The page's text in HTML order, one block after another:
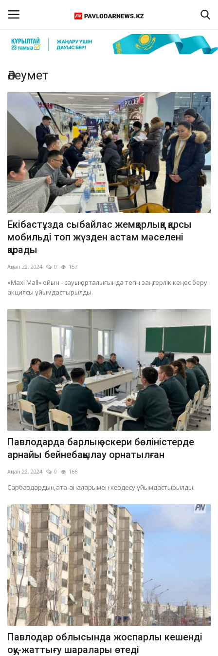
Тіркелу
Бізбен байланыс
ПАВЛОДАР ОБЛЫСЫ
ҚАЗАҚСТАН
ӘЛЕМ
Спорт
ОЙЫН-САУЫҚ
OFFICIAL
Құрылтай
Тілді тандаңыз
Русский
Әлеумет
Екібастұзда сыбайлас жемқорлыққа қарсы
мобильді топ жүзден астам мәселені
қарады
Ақпан 22, 2024 0 157
«Maxi Mall» ойын - сауық орталығында тегін заңгерлік кеңес беру
акциясы ұйымдастырылды.
Павлодарда барлық әскери бөліністерде
арнайы бейнебақылау орнатылған
Ақпан 22, 2024 0 166
Сарбаздардың ата-аналарымен кездесу ұйымдастырылды.
Павлодар облысында жоспарлы кешенді
оқу-жаттығу шаралары өтеді